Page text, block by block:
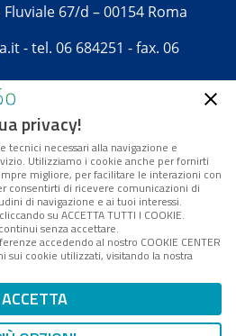
67/d – 00154 Roma
- tel. 06 684251 - fax. 06
telematica iscritta
del Tribunale di Roma -
2008 - Direttore resp. Michela
Stentella
soggetta a Direzione e
di Digital360 S.p.A. - FPA s.r.l.
per il sistema di management
n. 10693191008 - R.E.A. Roma
ISP AWS
privacy!
tecnici necessari alla navigazione e
Utilizziamo i cookie anche per fornirti
migliore, per facilitare le interazioni con
consentirti di ricevere comunicazioni di
di navigazione e ai tuoi interessi.
su ACCETTA TUTTI I COOKIE.
senza accettare.
accedendo al nostro COOKIE CENTER
sui cookie utilizzati, visitando la nostra
ACCETTA